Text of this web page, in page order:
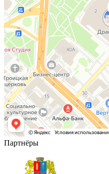
Партнёры